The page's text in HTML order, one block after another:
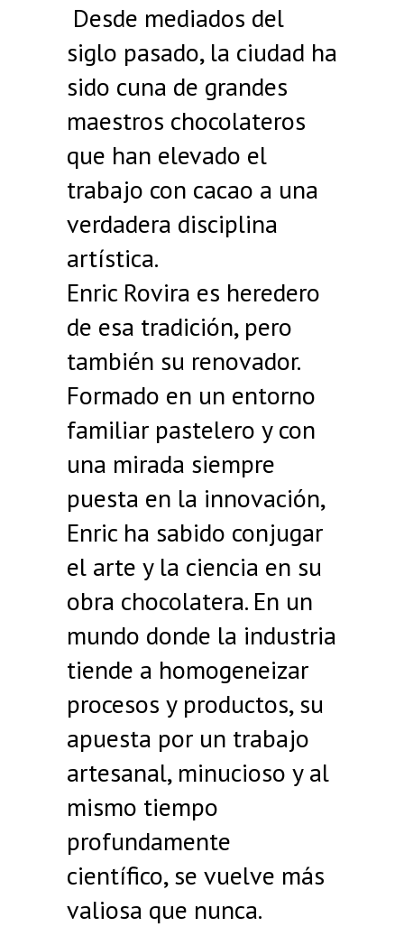
Desde mediados del
siglo pasado, la ciudad ha
sido cuna de grandes
maestros chocolateros
que han elevado el
trabajo con cacao a una
verdadera disciplina
artística.
Enric Rovira es heredero
de esa tradición, pero
también su renovador.
Formado en un entorno
familiar pastelero y con
una mirada siempre
puesta en la innovación,
Enric ha sabido conjugar
el arte y la ciencia en su
obra chocolatera. En un
mundo donde la industria
tiende a homogeneizar
procesos y productos, su
apuesta por un trabajo
artesanal, minucioso y al
mismo tiempo
profundamente
científico, se vuelve más
valiosa que nunca.